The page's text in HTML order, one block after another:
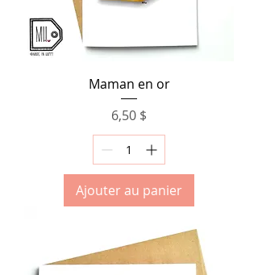
Maman en or
Prix
6,50 $
Ajouter au panier